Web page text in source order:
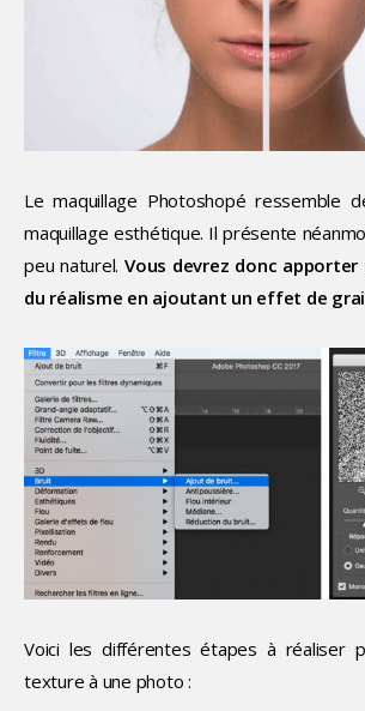
Le maquillage Photoshopé ressemble
maquillage esthétique. Il présente
peu naturel. Vous devrez donc
du réalisme en ajoutant un effet de
Voici les différentes étapes à réaliser
texture à une photo :